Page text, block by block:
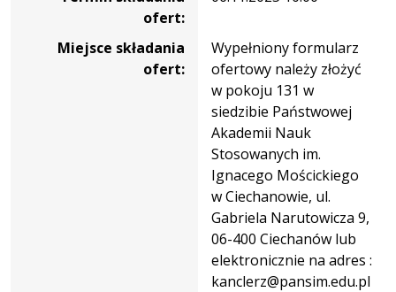
ofert:
Miejsce składania
ofert:
Wypełniony formularz
ofertowy należy złożyć
w pokoju 131 w
siedzibie Państwowej
Akademii Nauk
Stosowanych im.
Ignacego Mościckiego
w Ciechanowie, ul.
Gabriela Narutowicza 9,
06-400 Ciechanów lub
elektronicznie na adres :
kanclerz@pansim.edu.pl